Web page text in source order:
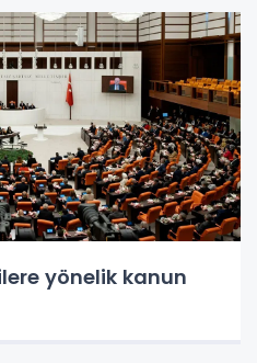
yönelik kanun